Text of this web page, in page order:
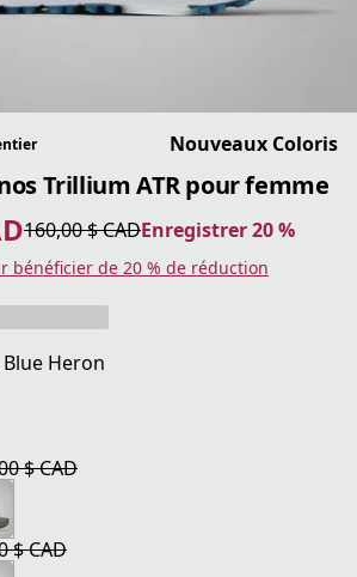
Nouveaux Coloris
Trillium ATR pour femme
CAD
160,00 $ CAD
$ CAD Enregistrer 20 %
bénéficier de 20 % de réduction
Heron
CAD
$ CAD
$ CAD
$ CAD
$ CAD